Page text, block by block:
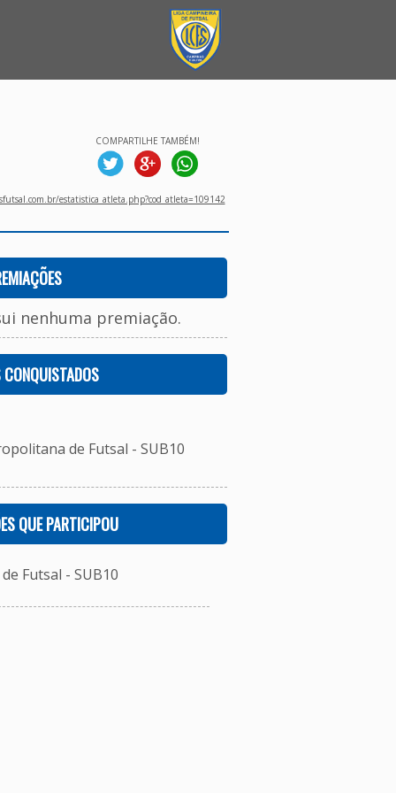
COMPARTILHE TAMBÉM!
estatistica_atleta.php?cod_atleta=109142
nenhuma premiação.
de Futsal - SUB10
QUE PARTICIPOU
Futsal - SUB10